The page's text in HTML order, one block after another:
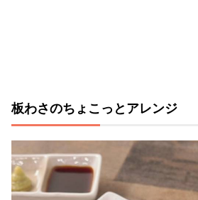
板わさのちょこっとアレンジ